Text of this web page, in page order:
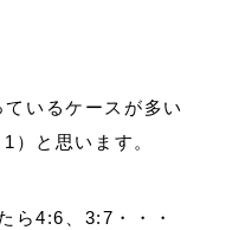
いるケースが多い
）と思います。
ら4:6、3:7・・・